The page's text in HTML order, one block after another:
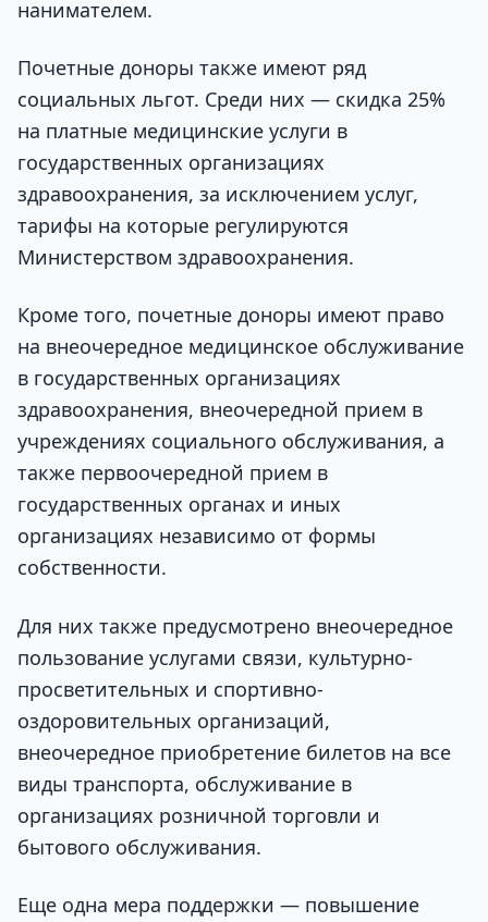
нанимателем.
Почетные доноры также имеют ряд
социальных льгот. Среди них — скидка 25%
на платные медицинские услуги в
государственных организациях
здравоохранения, за исключением услуг,
тарифы на которые регулируются
Министерством здравоохранения.
Кроме того, почетные доноры имеют право
на внеочередное медицинское обслуживание
в государственных организациях
здравоохранения, внеочередной прием в
учреждениях социального обслуживания, а
также первоочередной прием в
государственных органах и иных
организациях независимо от формы
собственности.
Для них также предусмотрено внеочередное
пользование услугами связи, культурно-
просветительных и спортивно-
оздоровительных организаций,
внеочередное приобретение билетов на все
виды транспорта, обслуживание в
организациях розничной торговли и
бытового обслуживания.
Еще одна мера поддержки — повышение